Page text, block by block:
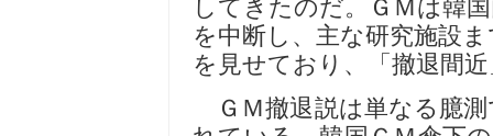
してきたのだ。ＧＭは韓
を中断し、主な研究施設
を見せており、「撤退間
ＧＭ撤退説は単なる臆